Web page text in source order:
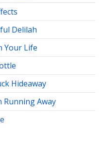
Delilah
Your Life
Hideaway
Running Away